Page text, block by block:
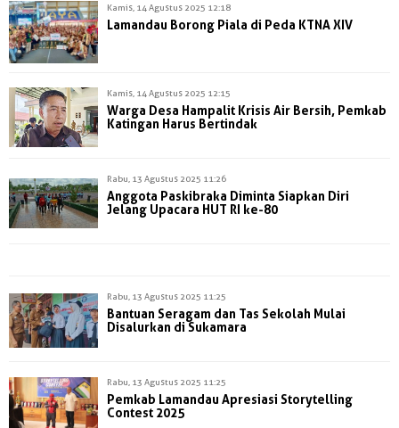
Kamis, 14 Agustus 2025 12:18
Lamandau Borong Piala di Peda KTNA XIV
Kamis, 14 Agustus 2025 12:15
Warga Desa Hampalit Krisis Air Bersih, Pemkab
Katingan Harus Bertindak
Rabu, 13 Agustus 2025 11:26
Anggota Paskibraka Diminta Siapkan Diri
Jelang Upacara HUT RI ke-80
Rabu, 13 Agustus 2025 11:25
Bantuan Seragam dan Tas Sekolah Mulai
Disalurkan di Sukamara
Rabu, 13 Agustus 2025 11:25
Pemkab Lamandau Apresiasi Storytelling
Contest 2025